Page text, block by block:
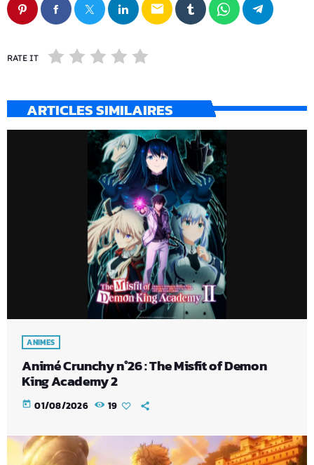
email
RATE IT
ARTICLES SIMILAIRES
ANIMES
Animé Crunchy n°26 : The Misfit of Demon
King Academy 2
today 01/08/2026 19